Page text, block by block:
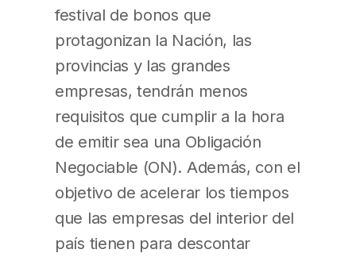
festival de bonos que
protagonizan la Nación, las
provincias y las grandes
empresas, tendrán menos
requisitos que cumplir a la hora
de emitir sea una Obligación
Negociable (ON). Además, con el
objetivo de acelerar los tiempos
que las empresas del interior del
país tienen para descontar